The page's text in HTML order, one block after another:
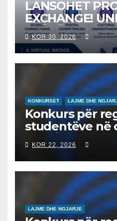
LANSOHET
EXCHANGE!
“NËNË
UDHËHEQ
EDUKIMIN
QYTETARINË
KOR 30, 2026
KONKURSET LAJME DHE
Konkurs për
studentëve në
2026/2027 –
запишување
на втор
2026/2027
KOR 22, 2026
LAJME DHE NGJARJE